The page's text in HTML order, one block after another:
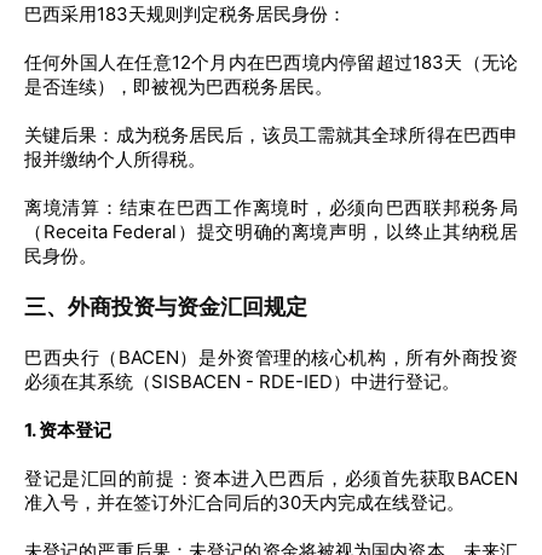
巴西采用183天规则判定税务居民身份：
任何外国人在任意12个月内在巴西境内停留超过183天（无论
是否连续），即被视为巴西税务居民。
关键后果：成为税务居民后，该员工需就其全球所得在巴西申
报并缴纳个人所得税。
离境清算：结束在巴西工作离境时，必须向巴西联邦税务局
（Receita Federal）提交明确的离境声明，以终止其纳税居
民身份。
三、外商投资与资金汇回规定
巴西央行（BACEN）是外资管理的核心机构，所有外商投资
必须在其系统（SISBACEN - RDE-IED）中进行登记。
1. 资本登记
登记是汇回的前提：资本进入巴西后，必须首先获取BACEN
准入号，并在签订外汇合同后的30天内完成在线登记。
未登记的严重后果：未登记的资金将被视为国内资本。未来汇